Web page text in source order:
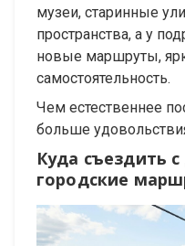
музеи, старинные
пространства, а у
новые маршруты,
самостоятельность.
Чем естественнее
больше
Куда съездить
городские